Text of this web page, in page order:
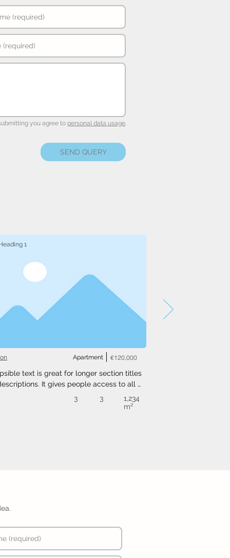
you agree to personal data usage.
SEND QUERY
1
Apartment €120,000
text is great for longer section titles
It gives people access to all
Link your text to anything, or set your text
3 3
1,234
m²